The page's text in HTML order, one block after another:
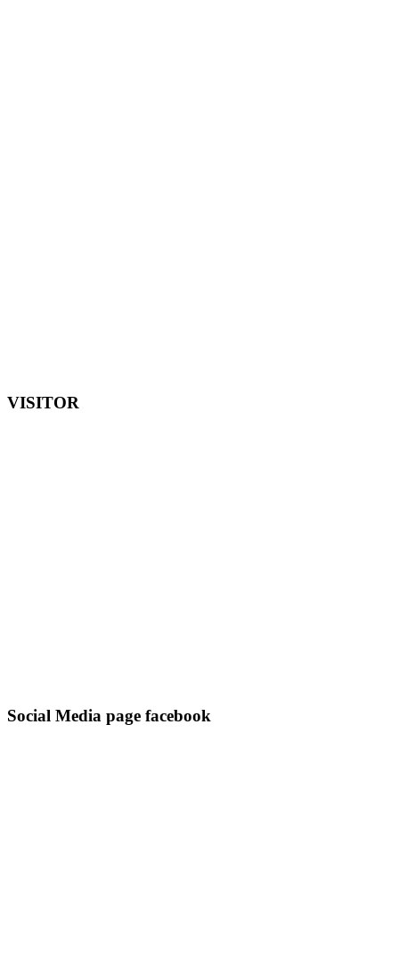
VISITOR
Social Media page facebook